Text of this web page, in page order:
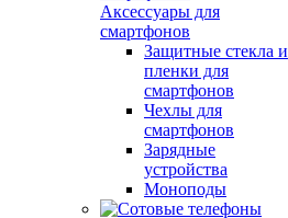
Аксессуары для
смартфонов
Защитные стекла и
пленки для
смартфонов
Чехлы для
смартфонов
Зарядные
устройства
Моноподы